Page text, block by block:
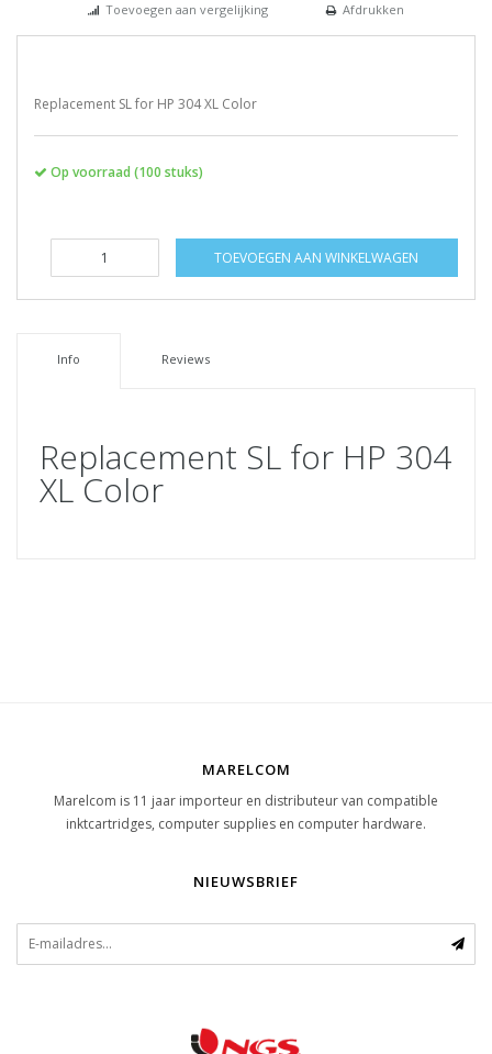
Toevoegen aan vergelijking
Afdrukken
Replacement SL for HP 304 XL Color
Op voorraad (100 stuks)
TOEVOEGEN AAN WINKELWAGEN
Info Reviews
Replacement SL for HP 304
XL Color
MARELCOM
Marelcom is 11 jaar importeur en distributeur van compatible
inktcartridges, computer supplies en computer hardware.
NIEUWSBRIEF